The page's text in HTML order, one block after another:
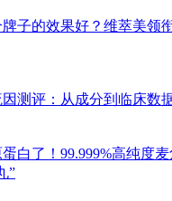
子的效果好？维萃美领
测评：从成分到临床数
白了！99.999%高纯度
”